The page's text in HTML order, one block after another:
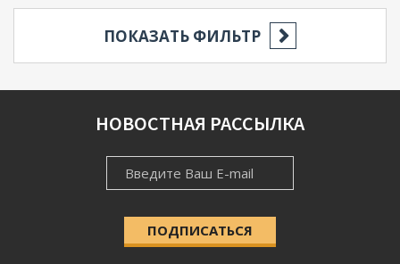
ПОКАЗАТЬ ФИЛЬТР
НАСЕЛЁННЫЙ ПУНКТ
НОВОСТНАЯ РАССЫЛКА
ПОДПИСАТЬСЯ